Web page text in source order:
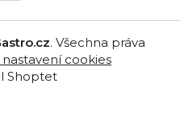
Shoptet
. Všechna práva
cookies